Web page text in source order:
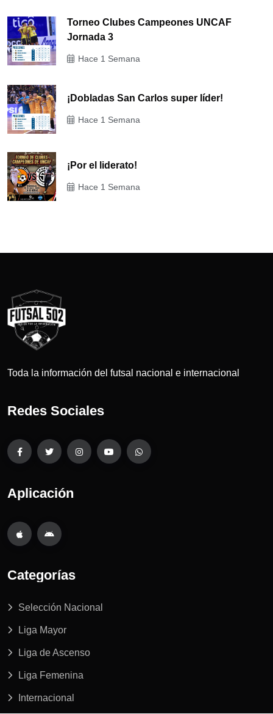
Torneo Clubes Campeones UNCAF
Jornada 3
Hace 1 Semana
¡Dobladas San Carlos super líder!
Hace 1 Semana
¡Por el liderato!
Hace 1 Semana
Toda la información del futsal nacional e internacional
Redes Sociales
Aplicación
Categorías
Selección Nacional
Liga Mayor
Liga de Ascenso
Liga Femenina
Internacional